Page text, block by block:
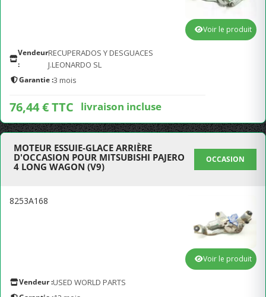
Vendeur
:
RECUPERADOS Y DESGUACES
J.LEONARDO SL
Garantie :3 mois
76,44 € TTC livraison incluse
Voir le produit
MOTEUR ESSUIE-GLACE ARRIÈRE
D'OCCASION POUR MITSUBISHI PAJERO
4 LONG WAGON (V9)
OCCASION
8253A168
Vendeur :USED WORLD PARTS
Voir le produit